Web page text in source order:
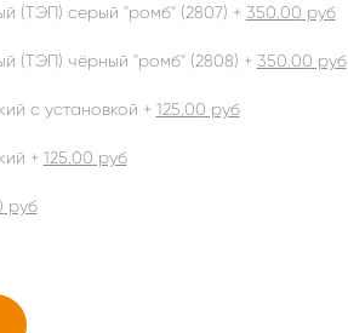
(ТЭП) серый "ромб" (2807) + 350.00 руб
(ТЭП) чёрный "ромб" (2808) + 350.00 руб
с установкой + 125.00 руб
+ 125.00 руб
руб